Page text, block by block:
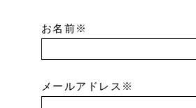
お名前※
メールアドレス※